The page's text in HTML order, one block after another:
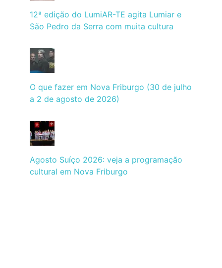
12ª edição do LumiAR-TE agita Lumiar e
São Pedro da Serra com muita cultura
O que fazer em Nova Friburgo (30 de julho
a 2 de agosto de 2026)
Agosto Suíço 2026: veja a programação
cultural em Nova Friburgo